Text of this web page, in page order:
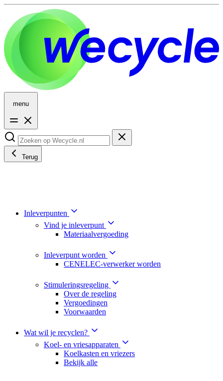
menu
Terug
Inleverpunten
Vind je inleverpunt
Materiaalvergoeding
Inleverpunt worden
CENELEC-verwerker worden
Stimuleringsregeling
Over de regeling
Vergoedingen
Voorwaarden
Wat wil je recyclen?
Koel- en vriesapparaten
Koelkasten en vriezers
Bekijk alle